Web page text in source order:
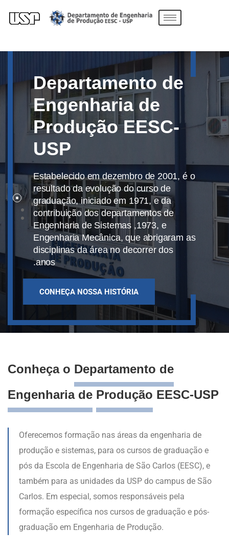
Departamento de
Engenharia de
Produção EESC-
USP
Estabelecido em dezembro de 2001, é o
resultado da evolução do curso de
graduação, iniciado em 1971, e da
contribuição dos departamentos de
Engenharia de Sistemas ,1973, e
Engenharia Mecânica, que abrigaram as
disciplinas da área no decorrer dos
anos.
CONHEÇA NOSSA HISTÓRIA
Conheça o Departamento de
Engenharia de Produção EESC-USP
Oferecemos formação nas áreas da engenharia de
produção e sistemas, para os cursos de graduação e
pós da Escola de Engenharia de São Carlos (EESC), e
também para as unidades da USP do campus de São
Carlos. Em especial, somos responsáveis pela
formação específica nos cursos de graduação e pós-
graduação em Engenharia de Produção.